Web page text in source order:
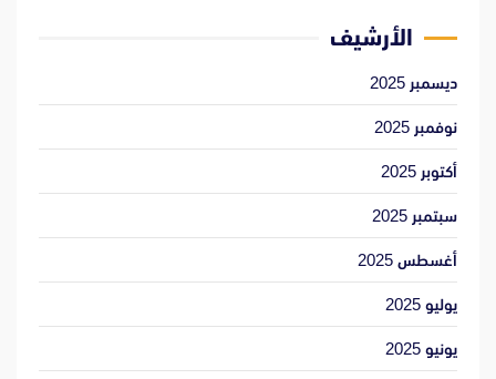
الأرشيف
ديسمبر 2025
نوفمبر 2025
أكتوبر 2025
سبتمبر 2025
أغسطس 2025
يوليو 2025
يونيو 2025